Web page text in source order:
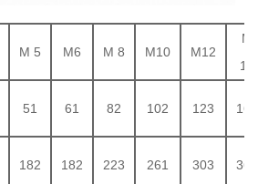
М 5 М6 М 8 М10 М12
М
16
51 61 82 102 123 163
182 182 223 261 303 361